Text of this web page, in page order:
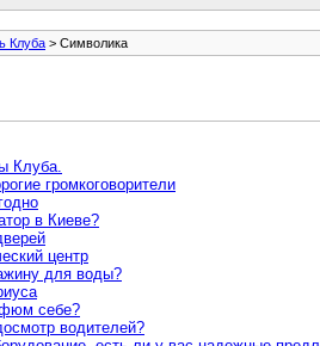
Клуба > Символика
Клуба.
громкоговорители
в Киеве?
центр
для воды?
себе?
водителей?